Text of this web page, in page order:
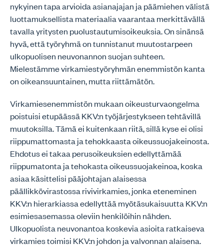
nykyinen tapa arvioida asianajajan ja päämiehen välistä
luottamuksellista materiaalia vaarantaa merkittävällä
tavalla yritysten puolustautumisoikeuksia. On sinänsä
hyvä, että työryhmä on tunnistanut muutostarpeen
ulkopuolisen neuvonannon suojan suhteen.
Mielestämme virkamiestyöryhmän enemmistön kanta
on oikeansuuntainen, mutta riittämätön.
Virkamiesenemmistön mukaan oikeusturvaongelma
poistuisi etupäässä KKV:n työjärjestykseen tehtävillä
muutoksilla. Tämä ei kuitenkaan riitä, sillä kyse ei olisi
riippumattomasta ja tehokkaasta oikeussuojakeinosta.
Ehdotus ei takaa perusoikeuksien edellyttämää
riippumatonta ja tehokasta oikeussuojakeinoa, koska
asiaa käsittelisi pääjohtajan alaisessa
päällikkövirastossa rivivirkamies, jonka eteneminen
KKV:n hierarkiassa edellyttää myötäsukaisuutta KKV:n
esimiesasemassa oleviin henkilöihin nähden.
Ulkopuolista neuvonantoa koskevia asioita ratkaiseva
virkamies toimisi KKV:n johdon ja valvonnan alaisena.